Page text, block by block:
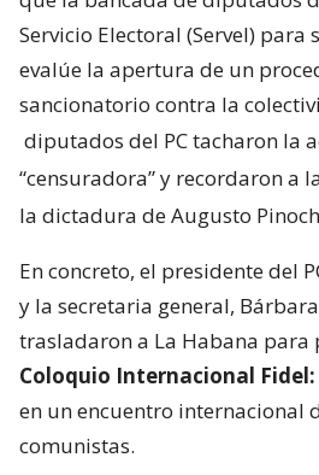
Servicio Electoral (Servel) para
evalúe la apertura de un
sancionatorio contra la
diputados del PC tacharon la
“censuradora” y recordaron a
la dictadura de Augusto
En concreto, el presidente del
y la secretaria general,
trasladaron a La Habana para
Coloquio Internacional
en un encuentro internacional
comunistas.